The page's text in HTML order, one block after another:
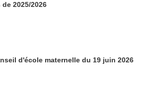
2025/2026
d'école maternelle du 19 juin 2026